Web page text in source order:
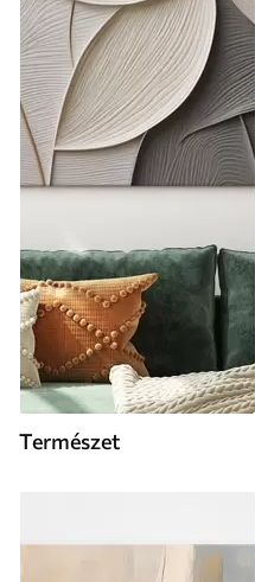
Természet